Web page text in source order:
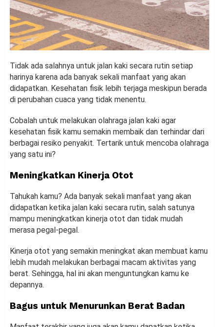
Tidak ada salahnya untuk jalan kaki secara rutin setiap
harinya karena ada banyak sekali manfaat yang akan
didapatkan. Kesehatan fisik lebih terjaga meskipun berada
di perubahan cuaca yang tidak menentu.
Cobalah untuk melakukan olahraga jalan kaki agar
kesehatan fisik kamu semakin membaik dan terhindar dari
berbagai resiko penyakit. Tertarik untuk mencoba olahraga
yang satu ini?
Meningkatkan Kinerja Otot
Tahukah kamu? Ada banyak sekali manfaat yang akan
didapatkan ketika jalan kaki secara rutin, salah satunya
mampu meningkatkan kinerja otot dan tidak mudah
merasa pegal-pegal.
Kinerja otot yang semakin meningkat akan membuat kamu
lebih mudah melakukan berbagai macam aktivitas yang
berat. Sehingga, hal ini akan menguntungkan kamu ke
depannya.
Bagus untuk Menurunkan Berat Badan